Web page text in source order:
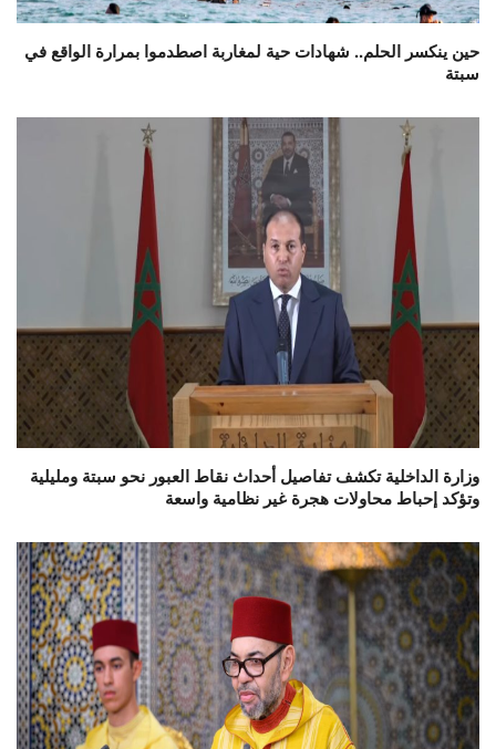
حين ينكسر الحلم.. شهادات حية لمغاربة اصطدموا بمرارة الواقع في
سبتة
وزارة الداخلية تكشف تفاصيل أحداث نقاط العبور نحو سبتة ومليلية
وتؤكد إحباط محاولات هجرة غير نظامية واسعة